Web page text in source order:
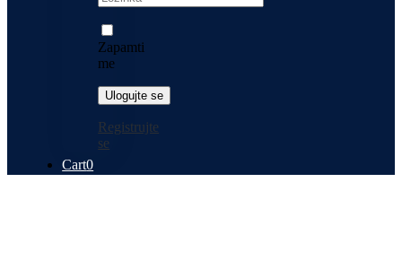
Zapamti
me
Registrujte
se
Cart0